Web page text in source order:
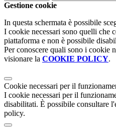
Gestione cookie
In questa schermata è possibile
I cookie necessari sono quelli che
piattaforma e non è possibile
Per conoscere quali sono i cookie
visionare la COOKIE POLICY.
Cookie necessari per il
I cookie necessari per il
disabilitati. È possibile consultare
policy.